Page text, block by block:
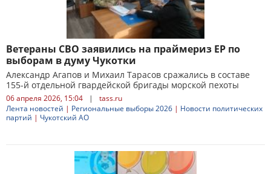
Ветераны СВО заявились на праймериз ЕР по
выборам в думу Чукотки
Александр Агапов и Михаил Тарасов сражались в составе
155-й отдельной гвардейской бригады морской пехоты
06 апреля 2026, 15:04 |
tass.ru
Лента новостей | Региональные выборы 2026 | Новости политических
партий | Чукотский АО